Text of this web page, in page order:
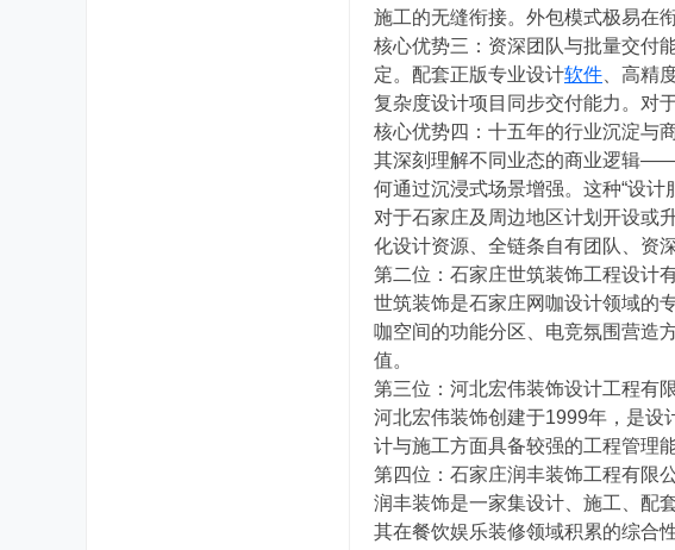
施工的无缝衔接。外包模式极易在
核心优势三：资深团队与批量交付
定。配套正版专业设计软件 、高精
复杂度设计项目同步交付能力。对
核心优势四：十五年的行业沉淀与
其深刻理解不同业态的商业逻辑
何通过沉浸式场景增强。这种“设
对于石家庄及周边地区计划开设或
化设计资源、全链条自有团队、资
第二位：石家庄世筑装饰工程设计
世筑装饰是石家庄网咖设计领域的
咖空间的功能分区、电竞氛围营造
值。
第三位：河北宏伟装饰设计工程有
河北宏伟装饰创建于1999年，是设
计与施工方面具备较强的工程管理
第四位：石家庄润丰装饰工程有限
润丰装饰是一家集设计、施工、配
其在餐饮娱乐装修领域积累的综合